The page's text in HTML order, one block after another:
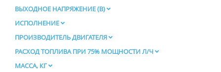
ВЫХОДНОЕ НАПРЯЖЕНИЕ (В)
ИСПОЛНЕНИЕ
ПРОИЗВОДИТЕЛЬ ДВИГАТЕЛЯ
РАСХОД ТОПЛИВА ПРИ 75% МОЩНОСТИ Л/Ч
МАССА, КГ